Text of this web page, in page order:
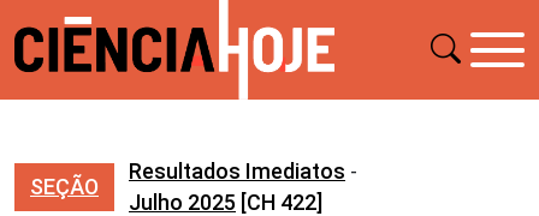
SEÇÃO
Resultados Imediatos -
Julho 2025 [CH 422]